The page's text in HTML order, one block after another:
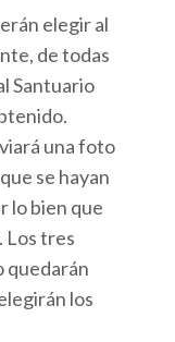
elegir al
de todas
Santuario
una foto
se hayan
lo bien que
Los tres
quedarán
los